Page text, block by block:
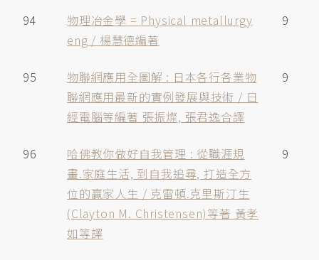
94
物理冶金學 = Physical metallurgy
eng / 楊慧德編著
9
95
物聯網應用全圖解 : 日本各行各業物
聯網應用最新的實例發展與技術 / 日
經電腦等編著 張振燦, 張君逸合譯
9
96
哈佛教你做好自我管理 : 從職涯規
畫.家庭生活, 到自我追尋, 打造全方
位的贏家人生 / 克雷頓.克里斯汀生
(Clayton M. Christensen)等著 黃孝
如等譯
9